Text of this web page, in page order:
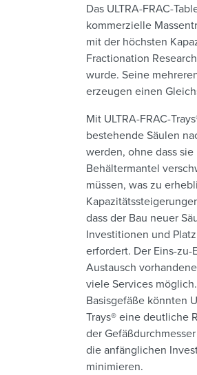
Das ULTRA-FRAC-
kommerzielle
mit der höchsten
Fractionation
wurde. Seine
erzeugen einen
Mit ULTRA-FRAC-
bestehende Säulen
werden, ohne dass
Behältermantel
müssen, was zu
dass der Bau neuer
Investitionen und
erfordert. Der Eins-zu-
Austausch
viele Services
Basisgefäße könnten
Trays® eine deutliche
der
die anfänglichen
minimieren.